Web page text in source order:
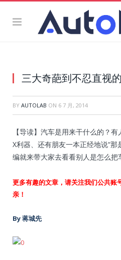
三大奇葩到不忍直视
BY AUTOLAB ON 6 7 月, 2014
【导读】汽车是用来干什么的？
X利器、还有朋友一本正经地说“
编就来带大家去看看别人是怎么把
更多有趣的文章，请关注我们公共
亲！
By 蒋城先